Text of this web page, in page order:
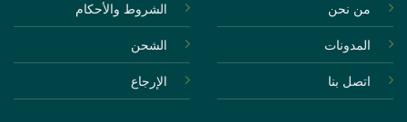
من نحن
المدونات
اتصل بنا
الشروط والأحكام
الشحن
الإرجاع